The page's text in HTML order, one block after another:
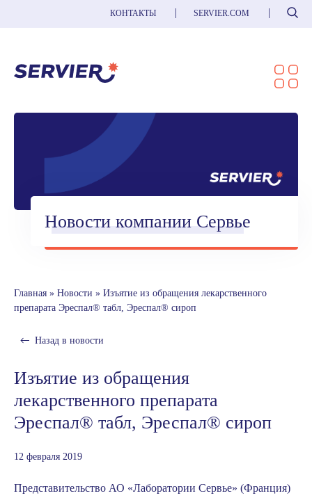
КОНТАКТЫ SERVIER.COM Поиск
Новости компании Сервье
Главная » Новости » Изъятие из обращения лекарственного
препарата Эреспал® табл, Эреспал® сироп
Назад в новости
Изъятие из обращения
лекарственного препарата
Эреспал® табл, Эреспал® сироп
12 февраля 2019
Представительство АО «Лаборатории Сервье» (Франция)